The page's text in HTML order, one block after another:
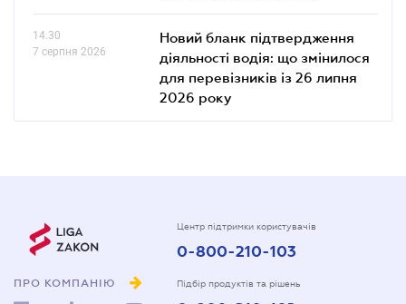
14.30
7 серпня 2026
Новий бланк підтвердження
діяльності водія: що змінилося
для перевізників із 26 липня
2026 року
ПРО КОМПАНІЮ
Центр підтримки користувачів
0-800-210-103
Підбір продуктів та рішень